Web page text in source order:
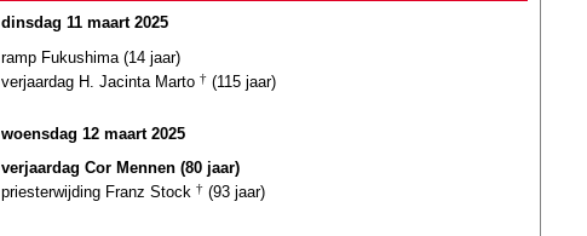
dinsdag 11 maart 2025
ramp Fukushima (14 jaar)
verjaardag H. Jacinta Marto † (115 jaar)
woensdag 12 maart 2025
verjaardag Cor Mennen (80 jaar)
priesterwijding Franz Stock † (93 jaar)